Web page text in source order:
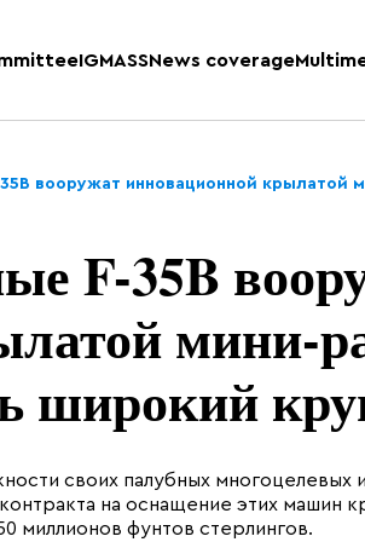
IGMASSNews coverage
вооружат инновационной
F-35B
мини-
широкий
своих палубных многоцелевых
на оснащение этих машин
миллионов фунтов стерлингов.